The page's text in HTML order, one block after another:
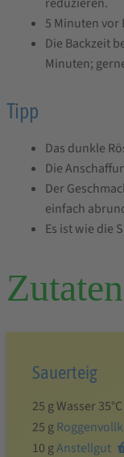
5 Minuten vor
Die Backzeit
Minuten;
Tipp
Das dunkle
Die
Der
einfach
Es ist wie die
Zutaten
Sauerteig
25 g Wasser 35°C
25 g
10 gAnstellgut